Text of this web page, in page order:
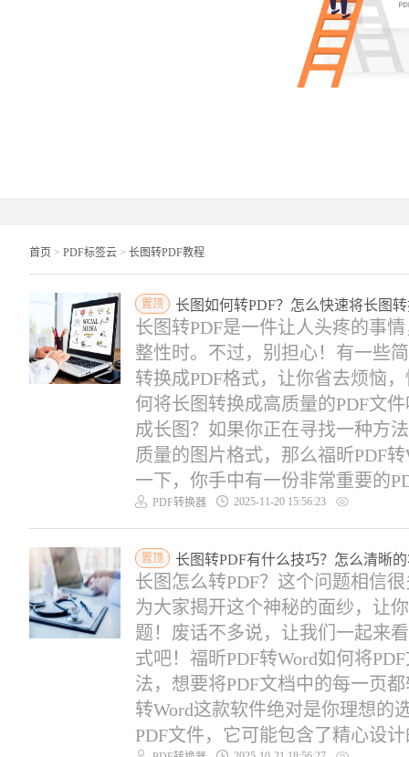
首页 > PDF标签云 > 长图转PDF教程
置顶 长图如何转PDF？怎么快速将长图
长图转PDF是一件让人头疼的事
整性时。不过，别担心！有一些
转换成PDF格式，让你省去烦恼
何将长图转换成高质量的PDF文
成长图？如果你正在寻找一种方
质量的图片格式，那么福昕PDF
一下，你手中有一份非常重要的
PDF转换器 2025-11-20 15:56:23
置顶 长图转PDF有什么技巧？怎么清晰
长图怎么转PDF？这个问题相信
为大家揭开这个神秘的面纱，让
题！废话不多说，让我们一起来
式吧！福昕PDF转Word如何将
法，想要将PDF文档中的每一页
转Word这款软件绝对是你理想的
PDF文件，它可能包含了精心设